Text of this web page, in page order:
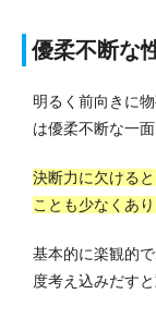
優柔不断な
明るく前向きに
は優柔不断な一
決断力に欠ける
ことも少なくあ
基本的に楽観的
度考え込みだす